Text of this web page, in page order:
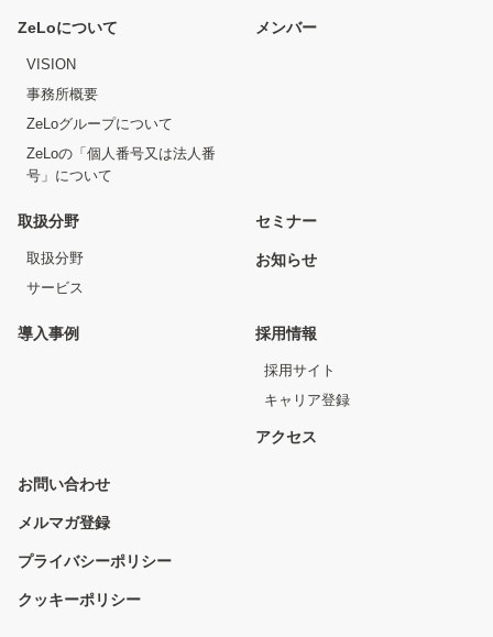
ZeLoについて
VISION
事務所概要
ZeLoグループについて
ZeLoの「個人番号又は法人番
号」について
メンバー
取扱分野
取扱分野
サービス
セミナー
お知らせ
導入事例 採用情報
採用サイト
キャリア登録
アクセス
お問い合わせ
メルマガ登録
プライバシーポリシー
クッキーポリシー